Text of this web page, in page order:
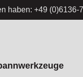
haben: +49 (0)6136-